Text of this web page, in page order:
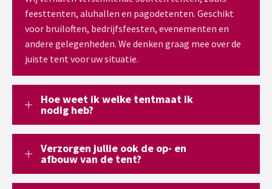
feesttenten, aluhallen en pagodetenten. Geschikt
voor bruiloften, bedrijfsfeesten, evenementen en
andere gelegenheden. We denken graag mee over de
juiste tent voor uw situatie.
Hoe weet ik welke tentmaat ik
nodig heb?
Verzorgen jullie ook de op- en
afbouw van de tent?